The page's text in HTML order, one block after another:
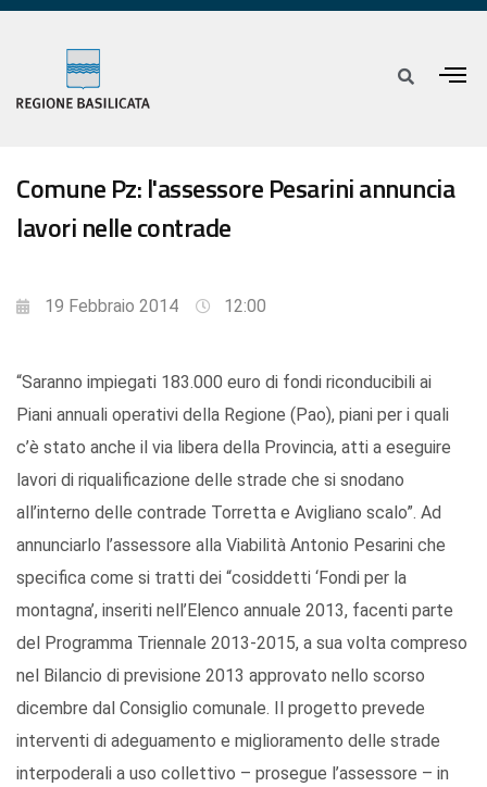
Comune Pz: l'assessore Pesarini annuncia
lavori nelle contrade
19 Febbraio 2014 12:00
“Saranno impiegati 183.000 euro di fondi riconducibili ai
Piani annuali operativi della Regione (Pao), piani per i quali
c’è stato anche il via libera della Provincia, atti a eseguire
lavori di riqualificazione delle strade che si snodano
all’interno delle contrade Torretta e Avigliano scalo”. Ad
annunciarlo l’assessore alla Viabilità Antonio Pesarini che
specifica come si tratti dei “cosiddetti ‘Fondi per la
montagna’, inseriti nell’Elenco annuale 2013, facenti parte
del Programma Triennale 2013-2015, a sua volta compreso
nel Bilancio di previsione 2013 approvato nello scorso
dicembre dal Consiglio comunale. Il progetto prevede
interventi di adeguamento e miglioramento delle strade
interpoderali a uso collettivo – prosegue l’assessore – in